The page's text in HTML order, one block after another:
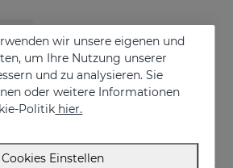
MESOSES Liposomal Serum
wir unsere eigenen und
um Ihre Nutzung unserer
und zu analysieren. Sie
oder weitere Informationen
Politik hier.
Cookies Einstellen